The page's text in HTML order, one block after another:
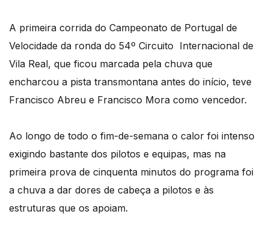
A primeira corrida do Campeonato de Portugal de
Velocidade da ronda do 54º Circuito Internacional de
Vila Real, que ficou marcada pela chuva que
encharcou a pista transmontana antes do início, teve
Francisco Abreu e Francisco Mora como vencedor.
Ao longo de todo o fim-de-semana o calor foi intenso
exigindo bastante dos pilotos e equipas, mas na
primeira prova de cinquenta minutos do programa foi
a chuva a dar dores de cabeça a pilotos e às
estruturas que os apoiam.